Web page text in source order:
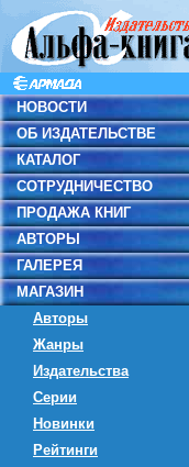
НОВОСТИ
ОБ ИЗДАТЕЛЬСТВЕ
КАТАЛОГ
СОТРУДНИЧЕСТВО
ПРОДАЖА КНИГ
АВТОРЫ
ГАЛЕРЕЯ
МАГАЗИН
Авторы
Жанры
Издательства
Серии
Новинки
Рейтинги